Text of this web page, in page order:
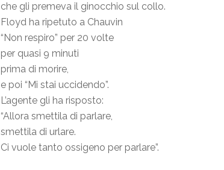
che gli premeva il ginocchio sul collo.
Floyd ha ripetuto a Chauvin
“Non respiro” per 20 volte
per quasi 9 minuti
prima di morire,
e poi “Mi stai uccidendo”.
L’agente gli ha risposto:
“Allora smettila di parlare,
smettila di urlare.
Ci vuole tanto ossigeno per parlare”.